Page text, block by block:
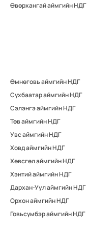
Өвөрхангай аймгийн НДГ
Өмнөговь аймгийн НДГ
Сүхбаатар аймгийн НДГ
Сэлэнгэ аймгийн НДГ
Төв аймгийн НДГ
Увс аймгийн НДГ
Ховд аймгийн НДГ
Хөвсгөл аймгийн НДГ
Хэнтий аймгийн НДГ
Дархан-Уул аймгийн НДГ
Орхон аймгийн НДГ
Говьсүмбэр аймгийн НДГ